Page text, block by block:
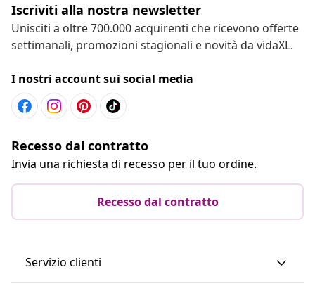
Iscriviti alla nostra newsletter
Unisciti a oltre 700.000 acquirenti che ricevono offerte
settimanali, promozioni stagionali e novità da vidaXL.
I nostri account sui social media
Recesso dal contratto
Invia una richiesta di recesso per il tuo ordine.
Recesso dal contratto
Servizio clienti